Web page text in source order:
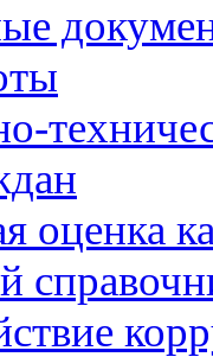
оценка